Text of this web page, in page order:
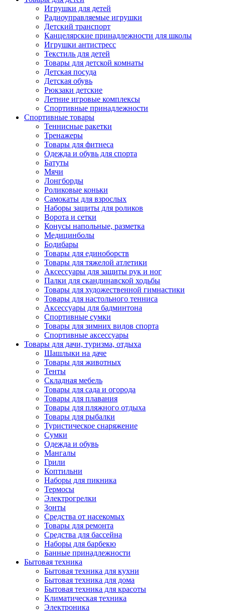
Игрушки для детей
Радиоуправляемые игрушки
Детский транспорт
Канцелярские принадлежности для школы
Игрушки антистресс
Текстиль для детей
Товары для детской комнаты
Детская посуда
Детская обувь
Рюкзаки детские
Летние игровые комплексы
Спортивные принадлежности
Спортивные товары
Теннисные ракетки
Тренажеры
Товары для фитнеса
Одежда и обувь для спорта
Батуты
Мячи
Лонгборды
Роликовые коньки
Самокаты для взрослых
Наборы защиты для роликов
Ворота и сетки
Конусы напольные, разметка
Медицинболы
Бодибары
Товары для единоборств
Товары для тяжелой атлетики
Аксессуары для защиты рук и ног
Палки для скандинавской ходьбы
Товары для художественной гимнастики
Товары для настольного тенниса
Аксессуары для бадминтона
Спортивные сумки
Товары для зимних видов спорта
Спортивные аксессуары
Товары для дачи, туризма, отдыха
Шашлыки на даче
Товары для животных
Тенты
Складная мебель
Товары для сада и огорода
Товары для плавания
Товары для пляжного отдыха
Товары для рыбалки
Туристическое снаряжение
Сумки
Одежда и обувь
Мангалы
Грили
Коптильни
Наборы для пикника
Термосы
Электрогрелки
Зонты
Средства от насекомых
Товары для ремонта
Средства для бассейна
Наборы для барбекю
Банные принадлежности
Бытовая техника
Бытовая техника для кухни
Бытовая техника для дома
Бытовая техника для красоты
Климатическая техника
Электроника